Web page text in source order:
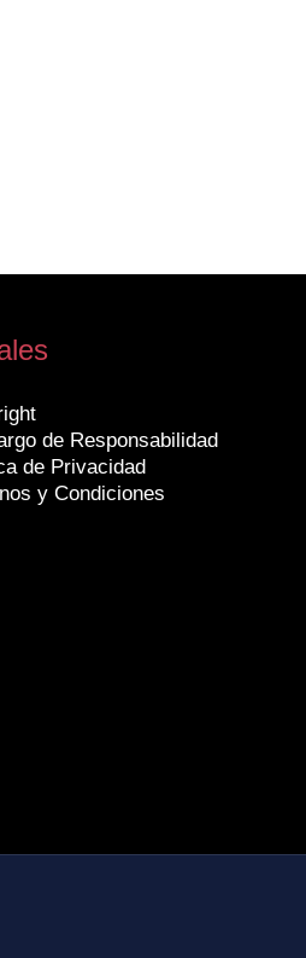
de Responsabilidad
de Privacidad
y Condiciones